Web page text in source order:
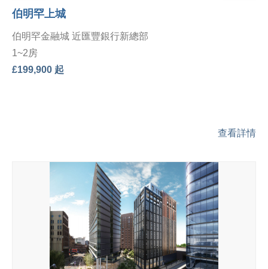
伯明罕上城
伯明罕金融城 近匯豐銀行新總部
1~2房
£199,900 起
查看詳情